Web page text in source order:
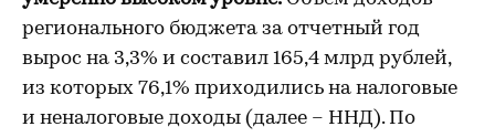
регионального бюджета за отчетный год
вырос на 3,3% и составил 165,4 млрд рублей,
из которых 76,1% приходились на налоговые
и неналоговые доходы (далее – ННД). По